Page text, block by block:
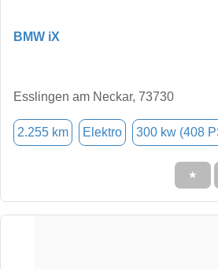
BMW iX
Esslingen am Neckar, 73730
2.255 km Elektro 300 kw (408
★